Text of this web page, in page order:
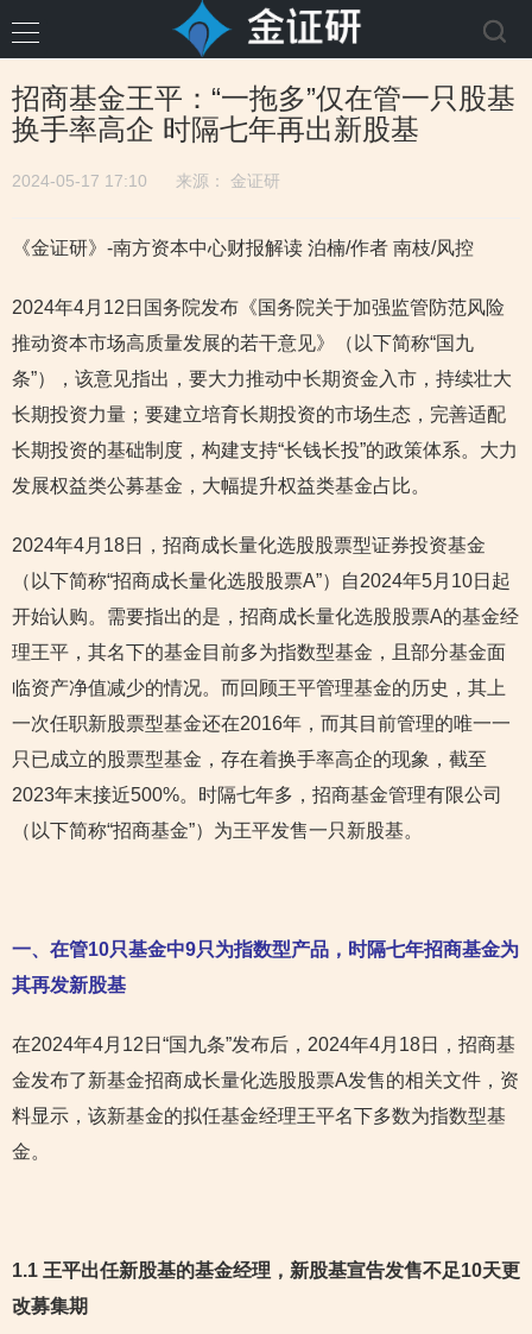
招商基金王平：“一拖多”仅在管一只股基
换手率高企 时隔七年再出新股基
2024-05-17 17:10 来源： 金证研
《金证研》-南方资本中心财报解读 泊楠/作者 南枝/风控
2024年4月12日国务院发布《国务院关于加强监管防范风险
推动资本市场高质量发展的若干意见》（以下简称“国九
条”），该意见指出，要大力推动中长期资金入市，持续壮大
长期投资力量；要建立培育长期投资的市场生态，完善适配
长期投资的基础制度，构建支持“长钱长投”的政策体系。大力
发展权益类公募基金，大幅提升权益类基金占比。
2024年4月18日，招商成长量化选股股票型证券投资基金
（以下简称“招商成长量化选股股票A”）自2024年5月10日起
开始认购。需要指出的是，招商成长量化选股股票A的基金经
理王平，其名下的基金目前多为指数型基金，且部分基金面
临资产净值减少的情况。而回顾王平管理基金的历史，其上
一次任职新股票型基金还在2016年，而其目前管理的唯一一
只已成立的股票型基金，存在着换手率高企的现象，截至
2023年末接近500%。时隔七年多，招商基金管理有限公司
（以下简称“招商基金”）为王平发售一只新股基。
一、在管10只基金中9只为指数型产品，时隔七年招商基金为
其再发新股基
在2024年4月12日“国九条”发布后，2024年4月18日，招商基
金发布了新基金招商成长量化选股股票A发售的相关文件，资
料显示，该新基金的拟任基金经理王平名下多数为指数型基
金。
1.1 王平出任新股基的基金经理，新股基宣告发售不足10天更
改募集期